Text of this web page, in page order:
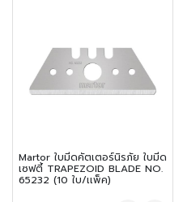
Martor ใบมีดคัตเตอร์นิรภัย ใบมีด
เซฟตี้ TRAPEZOID BLADE NO.
65232 (10 ใบ/เเพ็ค)